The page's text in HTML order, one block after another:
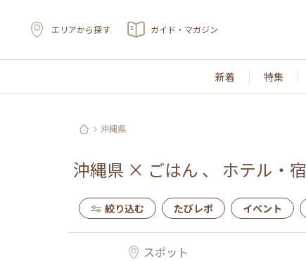
エリアから探す ガイド・マガジン
新着 特集
沖縄県
沖縄県 × ごはん 、 ホテル・宿
絞り込む たびレポ イベント
スポット